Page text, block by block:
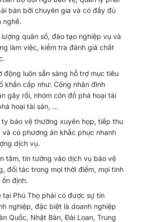
bản bởi chuyên gia và có đầy đủ
nghề.
quân số, đào tạo nghiệp vụ và
làm việc, kiểm tra đánh giá chất
động luôn sẵn sàng hỗ trợ mục tiêu
khẩn cấp như: Công nhân đình
gây rối, nhóm côn đồ phá hoại tài
hoại tài sản, …
ty bảo vệ thường xuyên họp, tiếp thu
và có phương án khắc phục nhanh
dịch vụ.
tâm, tin tưởng vào dịch vụ bảo vệ
đối tác trong mọi thời điểm, mọi tình
định.
tại Phú Thọ phải có được sự tín
nghiệp, đặc biệt là doanh nghiệp
Quốc, Nhật Bản, Đài Loan, Trung